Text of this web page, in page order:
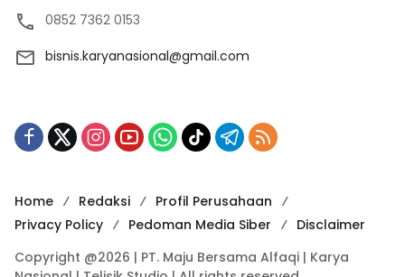
0852 7362 0153
bisnis.karyanasional@gmail.com
Home Redaksi
Profil Perusahaan
Privacy Policy
Pedoman Media Siber
Disclaimer
Copyright @2026 | PT. Maju Bersama Alfaqi | Karya